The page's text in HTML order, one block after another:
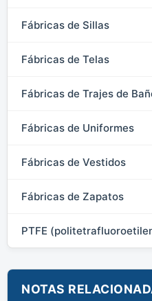
Fábricas de Sillas
Fábricas de Telas
Fábricas de Trajes de
Fábricas de Uniformes
Fábricas de Vestidos
Fábricas de Zapatos
PTFE
NOTAS